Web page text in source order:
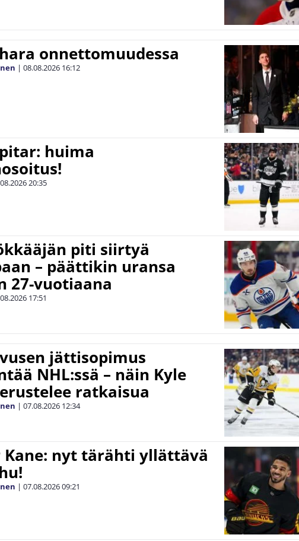
onnettomuudessa
| 08.08.2026 16:12
huima
20:35
piti siirtyä
– päättikin uransa
27-vuotiaana
17:51
jättisopimus
NHL:ssä – näin Kyle
ratkaisua
| 07.08.2026 12:34
Kane: nyt tärähti yllättävä
| 07.08.202609:21